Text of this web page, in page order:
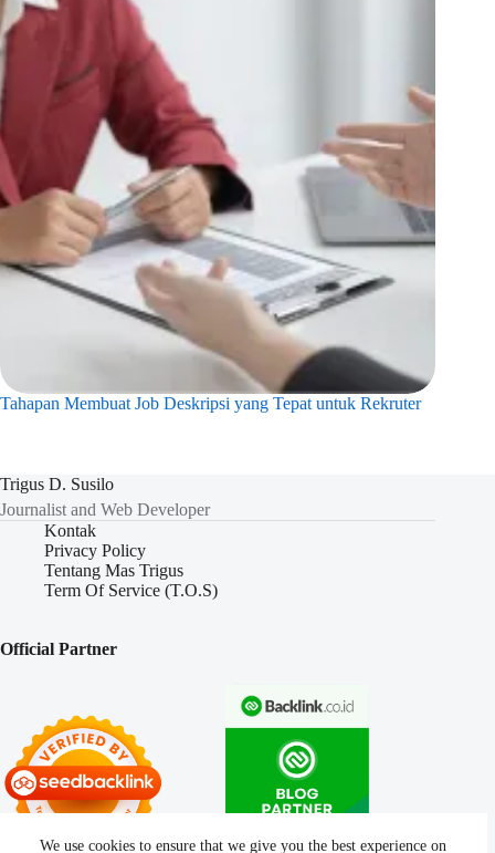
We use cookies to ensure that we give you the best experience on
Tahapan Membuat Job Deskripsi yang Tepat untuk Rekruter
Trigus D. Susilo
Journalist and Web Developer
Kontak
Privacy Policy
Tentang Mas Trigus
Term Of Service (T.O.S)
Official Partner